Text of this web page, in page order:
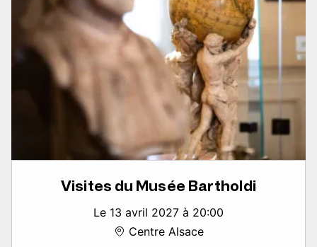
Visites du Musée Bartholdi
Le 13 avril 2027 à 20:00
Centre Alsace